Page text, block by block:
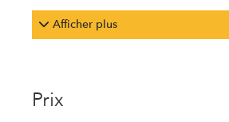
Afficher plus
Prix